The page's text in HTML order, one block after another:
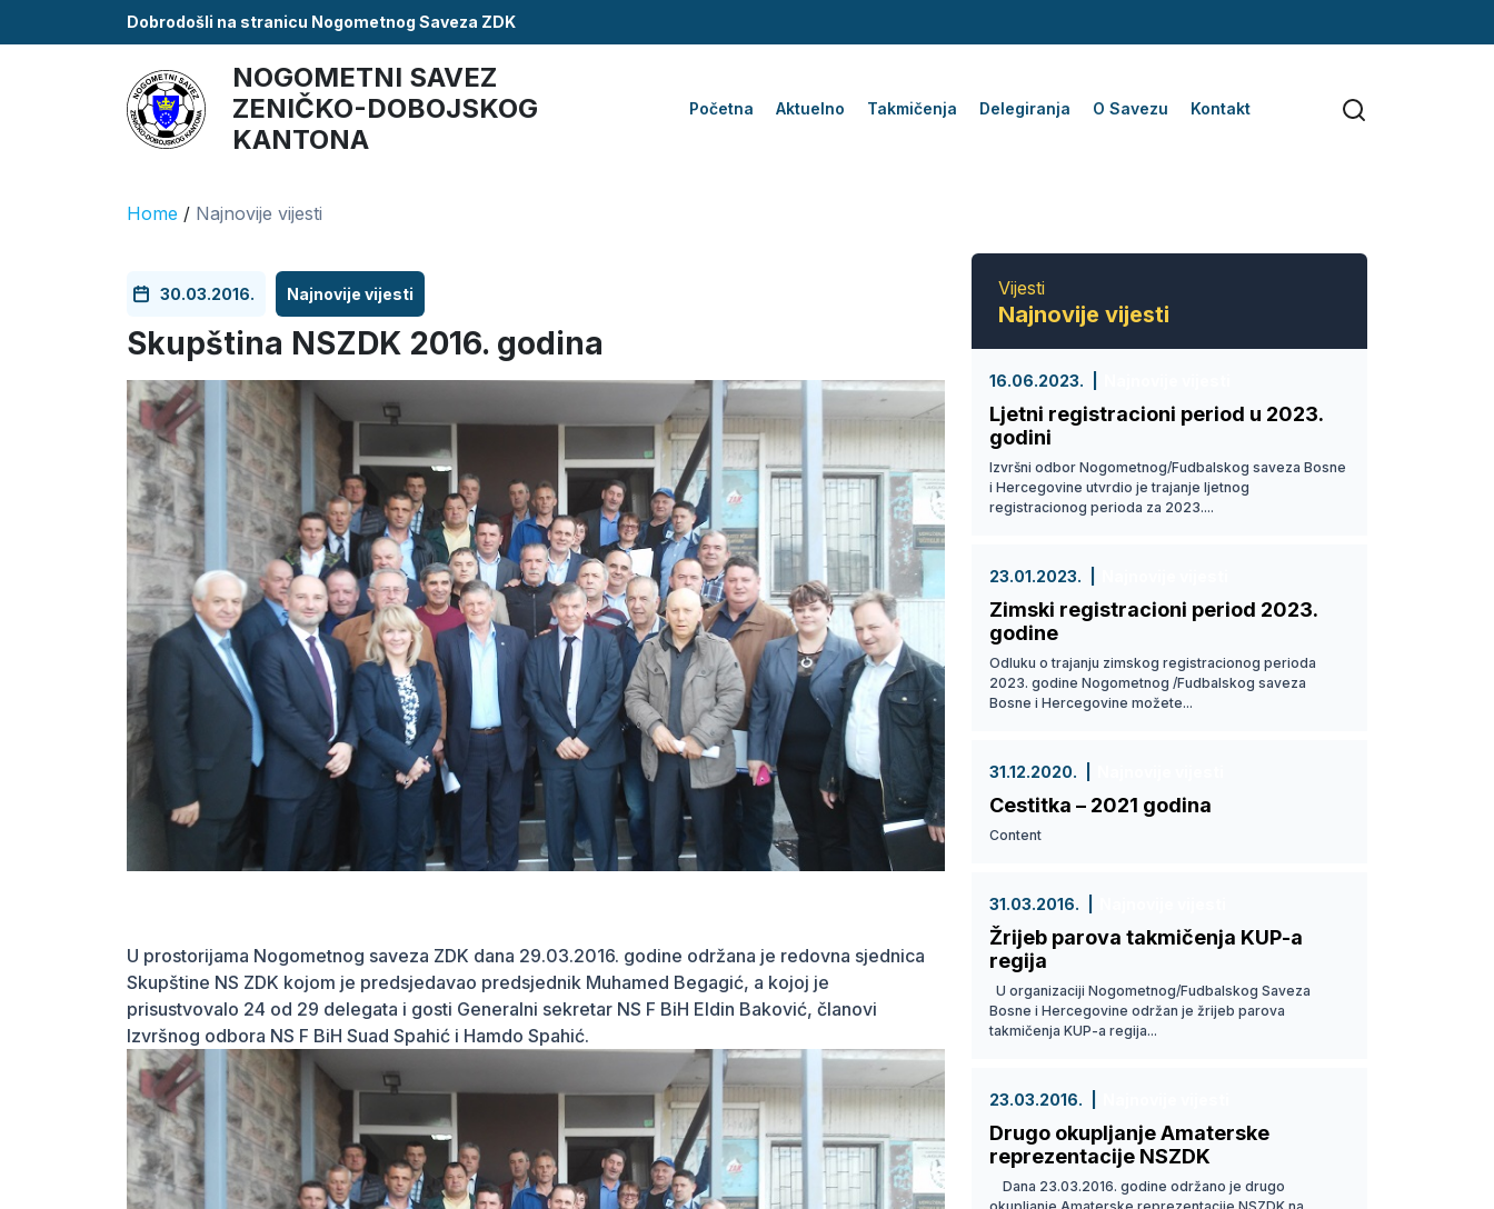
Dobrodošli na stranicu Nogometnog Saveza ZDK
NOGOMETNI SAVEZ
ZENIČKO-DOBOJSKOG
KANTONA
Početna Aktuelno Takmičenja Delegiranja O Savezu Kontakt
Home / Najnovije vijesti
30.03.2016. Najnovije vijesti
Skupština NSZDK 2016. godina
U prostorijama Nogometnog saveza ZDK dana 29.03.2016. godine održana je redovna sjednica
Skupštine NS ZDK kojom je predsjedavao predsjednik Muhamed Begagić, a kojoj je
prisustvovalo 24 od 29 delegata i gosti Generalni sekretar NS F BiH Eldin Baković, članovi
Izvršnog odbora NS F BiH Suad Spahić i Hamdo Spahić.
Vijesti
Najnovije vijesti
16.06.2023.
Ljetni registracioni period u 2023.
godini
Izvršni odbor Nogometnog/Fudbalskog saveza Bosne
i Hercegovine utvrdio je trajanje ljetnog
registracionog perioda za 2023....
23.01.2023.
Zimski registracioni period 2023.
godine
Odluku o trajanju zimskog registracionog perioda
2023. godine Nogometnog /Fudbalskog saveza
Bosne i Hercegovine možete...
31.12.2020.
Cestitka – 2021 godina
Content
31.03.2016.
Žrijeb parova takmičenja KUP-a
regija
U organizaciji Nogometnog/Fudbalskog Saveza
Bosne i Hercegovine održan je žrijeb parova
takmičenja KUP-a regija...
23.03.2016.
Drugo okupljanje Amaterske
reprezentacije NSZDK
Dana 23.03.2016. godine održano je drugo